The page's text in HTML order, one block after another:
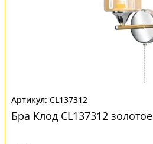
CL137312
Бра Клод CL137312 золотое